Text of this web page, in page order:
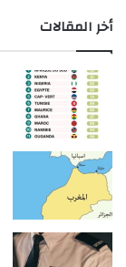
أخر المقالات